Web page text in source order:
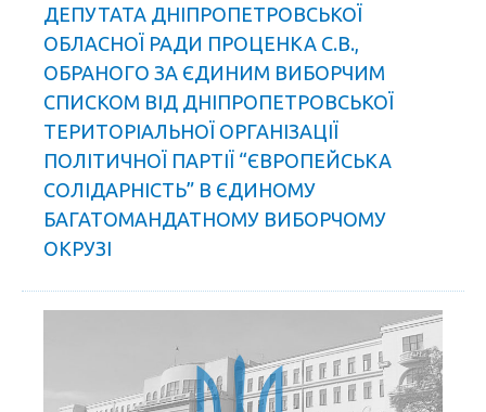
ДЕПУТАТА ДНІПРОПЕТРОВСЬКОЇ
ОБЛАСНОЇ РАДИ ПРОЦЕНКА С.В.,
ОБРАНОГО ЗА ЄДИНИМ ВИБОРЧИМ
СПИСКОМ ВІД ДНІПРОПЕТРОВСЬКОЇ
ТЕРИТОРІАЛЬНОЇ ОРГАНІЗАЦІЇ
ПОЛІТИЧНОЇ ПАРТІЇ “ЄВРОПЕЙСЬКА
СОЛІДАРНІСТЬ” В ЄДИНОМУ
БАГАТОМАНДАТНОМУ ВИБОРЧОМУ
ОКРУЗІ